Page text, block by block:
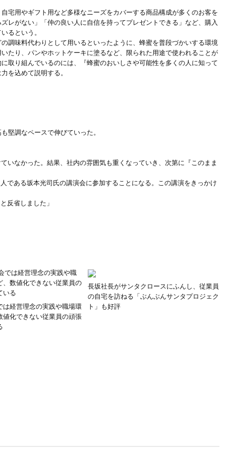
用やギフト用など多様なニーズをカバーする商品構成が多くのお客を
レがない」「仲の良い人に自信を持ってプレゼントできる」など、購入
るという。
調味料代わりとして用いるといったように、蜂蜜を普段づかいする環境
たり、パンやホットケーキに塗るなど、限られた用途で使われることが
取り組んでいるのには、『蜂蜜のおいしさや可能性を多くの人に知って
を込めて説明する。
堅調なペースで伸びていった。
いなかった。結果、社内の雰囲気も重くなっていき、次第に『このまま
ある坂本光司氏の講演会に参加することになる。この講演をきっかけ
反省しました」
は経営理念の実践や職場環
値化できない従業員の頑張
長坂社長がサンタクロースにふんし、従業員
の自宅を訪ねる「ぶんぶんサンタプロジェク
ト」も好評